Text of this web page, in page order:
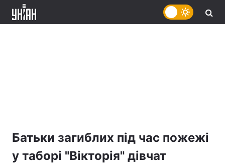
Батьки загиблих під час пожежі
у таборі "Вікторія" дівчат